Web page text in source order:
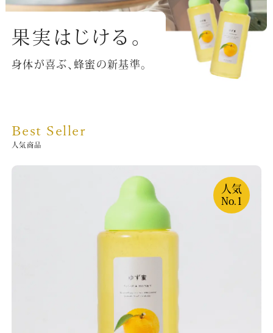
果実はじける。
身体が喜ぶ、蜂蜜の新基準。
Best Seller
人気商品
人気
No.1